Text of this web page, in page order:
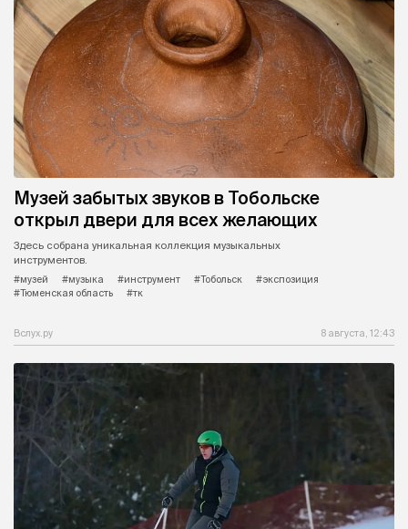
Музей забытых звуков в Тобольске
открыл двери для всех желающих
Здесь собрана уникальная коллекция музыкальных
инструментов.
#музей
#музыка #инструмент #Тобольск
#экспозиция
#Тюменская область
#тк
Вслух.ру 8 августа, 12:43